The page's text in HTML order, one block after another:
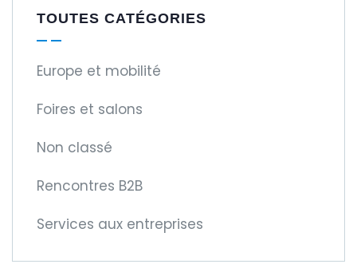
TOUTES CATÉGORIES
Europe et mobilité
Foires et salons
Non classé
Rencontres B2B
Services aux entreprises